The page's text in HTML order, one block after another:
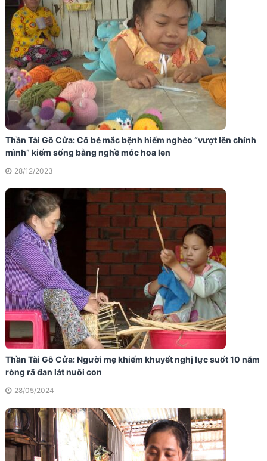
Thần Tài Gõ Cửa: Cô bé mắc bệnh hiểm nghèo “vượt lên chính
mình” kiếm sống bằng nghề móc hoa len
28/12/2023
Thần Tài Gõ Cửa: Người mẹ khiếm khuyết nghị lực suốt 10 năm
ròng rã đan lát nuôi con
28/05/2024